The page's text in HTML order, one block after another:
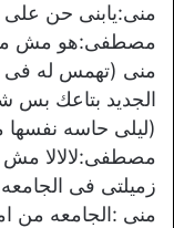
منى:يابنى حن على
مصطفى:هو مش
منى (تهمس له فى
الجديد بتاعك بس
(ليلى حاسه
مصطفى:لالالا مش
زميلتى فى
منى :الجامعه من